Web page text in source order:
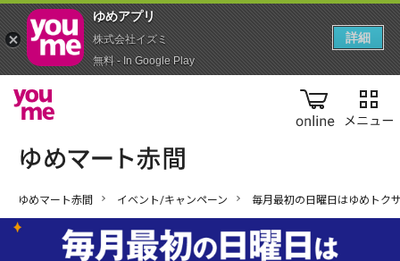
online
ゆめマート赤間 イベント/キャンペーン 毎月最初の日曜日はゆめトク
ゆめアプ‪リ‬
株式会社イズミ
無料 - In Google Play
詳細